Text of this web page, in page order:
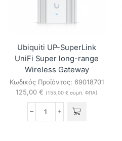
Camera
(Black)
ποσότητα
Ubiquiti UP-SuperLink
UniFi Super long-range
Wireless Gateway
Κωδικός Προϊόντος: 69018701
125,00 € (155,00 € συμπ. ΦΠΑ)
Ubiquiti